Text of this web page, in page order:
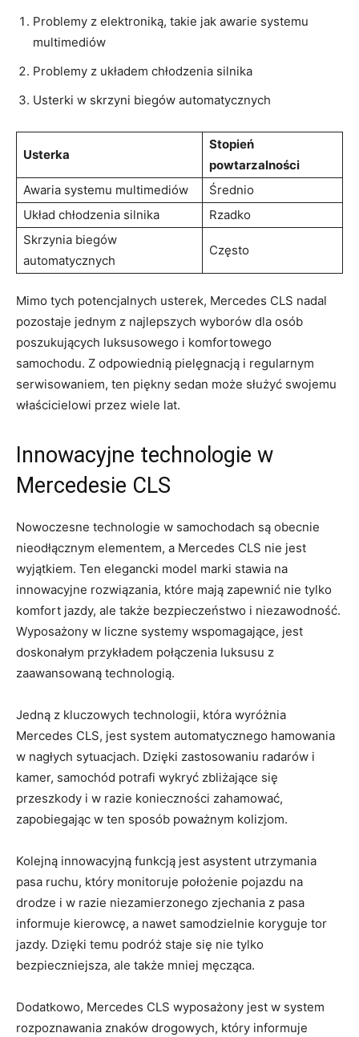
Problemy z elektroniką, takie jak⁤ awarie⁣ systemu
multimediów
Problemy‌ z układem⁢ chłodzenia silnika
Usterki ⁤w skrzyni biegów automatycznych
Usterka
Stopień
powtarzalności
Awaria systemu ‍multimediów
Średnio
Układ chłodzenia silnika
Rzadko
Skrzynia biegów
automatycznych
Często
Mimo tych potencjalnych usterek,‍ Mercedes CLS nadal
pozostaje jednym z najlepszych‍ wyborów dla ⁢osób⁣
poszukujących ⁣luksusowego⁤ i komfortowego
samochodu. Z odpowiednią pielęgnacją i regularnym⁤
serwisowaniem, ten piękny sedan może służyć swojemu
właścicielowi przez wiele⁤ lat.
Innowacyjne technologie w
Mercedesie CLS
Nowoczesne technologie ⁤w ⁣samochodach są obecnie
nieodłącznym elementem, a Mercedes‍ CLS nie jest
wyjątkiem. Ten elegancki model marki stawia na
innowacyjne rozwiązania, które mają ⁣zapewnić nie tylko
komfort jazdy,‌ ale⁤ także bezpieczeństwo ⁣i niezawodność.
Wyposażony w liczne systemy wspomagające, jest
doskonałym przykładem‌ połączenia luksusu z
‍zaawansowaną technologią.
Jedną ⁣z kluczowych technologii, która ‍wyróżnia
Mercedes CLS, jest system automatycznego hamowania
⁢w nagłych sytuacjach. ⁢Dzięki zastosowaniu radarów i
kamer, samochód‍ potrafi wykryć zbliżające się
przeszkody i w razie konieczności zahamować,
zapobiegając w ten sposób⁣ poważnym kolizjom.
Kolejną innowacyjną funkcją jest asystent utrzymania⁤
pasa ruchu, który ⁣monitoruje położenie pojazdu na
⁤drodze ‍i w‍ razie niezamierzonego⁤ zjechania z​ pasa
informuje⁤ kierowcę, a nawet ⁣samodzielnie koryguje⁢ tor
jazdy. Dzięki⁤ temu podróż staje ​się ​nie tylko
bezpieczniejsza, ale także mniej męcząca.
Dodatkowo, Mercedes ⁣CLS ‍wyposażony ⁤jest w system
rozpoznawania znaków drogowych, który⁣ informuje